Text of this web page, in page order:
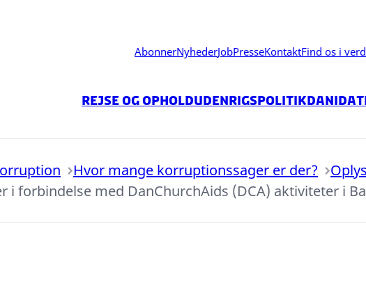
AbonnerNyhederJobPresseKontaktFind os i
Rejse og opholdUdenrigspolitikDanida
Hvor mange korruptionssager er der?
forbindelse med DanChurchAids (DCA) aktiviteter i